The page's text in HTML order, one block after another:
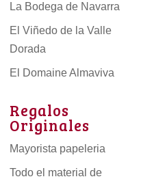
La Bodega de Navarra
El Viñedo de la Valle
Dorada
El Domaine Almaviva
Regalos
Originales
Mayorista papeleria
Todo el material de